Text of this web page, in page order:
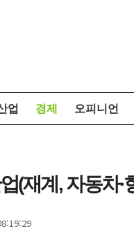
업 경제 오피니언
(재계, 자동차∙